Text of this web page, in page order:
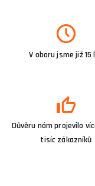
zařízení pro
Doporučení:
kombinaci výkonu,
V oboru jsme již 15
Důvěru nám projevilo
tisíc zákazníků